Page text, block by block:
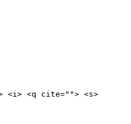
<i> <q cite=""> <s>